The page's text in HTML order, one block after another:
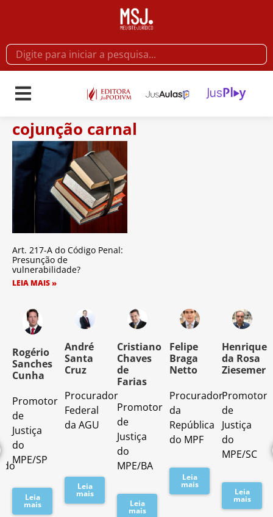
cojunção carnal
Art. 217-A do Código Penal:
Presunção de
vulnerabilidade?
LEIA MAIS »
Rogério
Sanches
Cunha
Promotor
de
Justiça
do
MPE/SP
Leia
mais
André
Santa
Cruz
Procurador
Federal
da AGU
Leia
mais
Cristiano
Chaves
de
Farias
Promotor
de
Justiça
do
MPE/BA
Leia
mais
Felipe
Braga
Netto
Procurador
da
República
do MPF
Leia
mais
Henrique
da Rosa
Ziesemer
Promotor
de
Justiça
do
MPE/SC
Leia
mais